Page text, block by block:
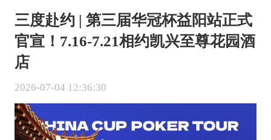
三度赴约 | 第三届华冠杯益阳站正式
官宣！7.16-7.21相约凯兴至尊花园酒
店
2026-07-04 12:36:30